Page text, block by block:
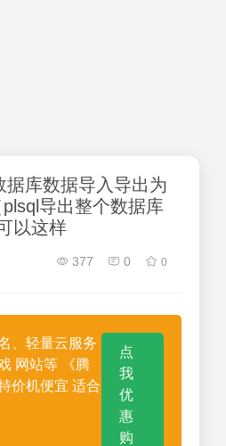
据库数据导入导出为
导出整个数据库
以这样
377 0 0
、轻量云服务
网站等 《腾
价机便宜 适合
点
我
优
惠
购